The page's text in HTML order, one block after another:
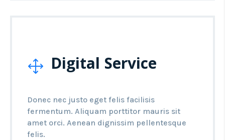
1 Digital Service
Donec nec justo eget felis facilisis
fermentum. Aliquam porttitor mauris sit
amet orci. Aenean dignissim pellentesque
felis.